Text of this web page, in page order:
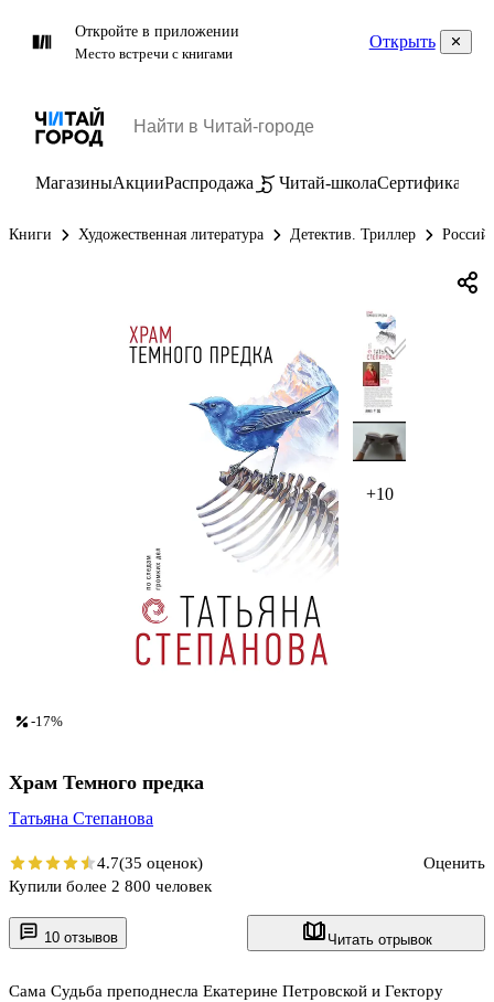
Откройте в приложении
Место встречи с книгами
Открыть
МагазиныАкцииРаспродажа Читай-школаСертификаты
Книги Художественная литература Детектив. Триллер
+10
10 отзывов Читать отрывок
Сама Судьба преподнесла Екатерине Петровской и Гектору
-17%
Храм Темного предка
Татьяна Степанова
4.7(35 оценок)
Оценить
Купили более 2 800 человек